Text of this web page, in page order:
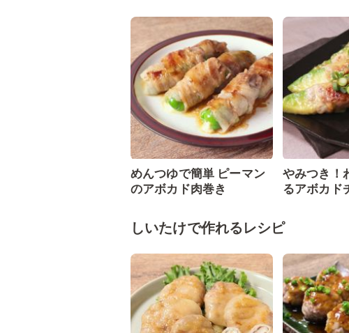
めんつゆで簡単 ピーマン
のアボカド肉巻き
やみつき！
るアボカド
しいたけで作れるレシピ